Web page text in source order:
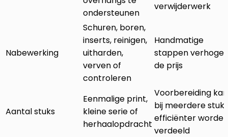
ondersteunen
verwijderwerk
Nabewerking
Schuren, boren,
inserts, reinigen,
uitharden,
verven of
controleren
Handmatige
stappen
de prijs
Aantal stuks
Eenmalige print,
kleine serie of
herhaalopdracht
Voorbereiding kan
bij meerdere stuks
efficiënter worden
verdeeld